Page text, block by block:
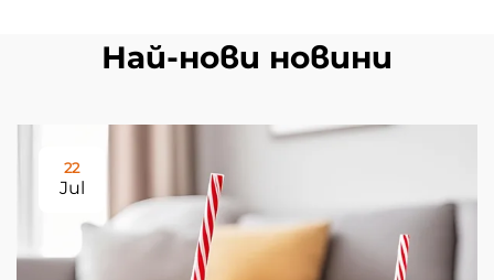
Най-нови новини
22
Jul